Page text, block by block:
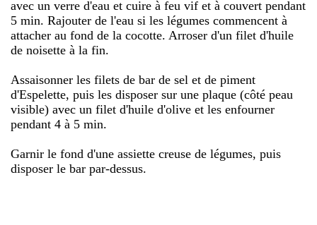
avec un verre d'eau et cuire à feu vif et à couvert pendant
5 min. Rajouter de l'eau si les légumes commencent à
attacher au fond de la cocotte. Arroser d'un filet d'huile
de noisette à la fin.
Assaisonner les filets de bar de sel et de piment
d'Espelette, puis les disposer sur une plaque (côté peau
visible) avec un filet d'huile d'olive et les enfourner
pendant 4 à 5 min.
Garnir le fond d'une assiette creuse de légumes, puis
disposer le bar par-dessus.